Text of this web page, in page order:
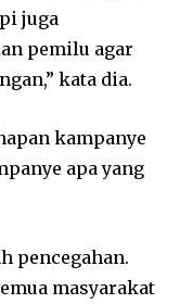
juga
pemilu agar
kata dia.
kampanye
apa yang
pencegahan.
masyarakat